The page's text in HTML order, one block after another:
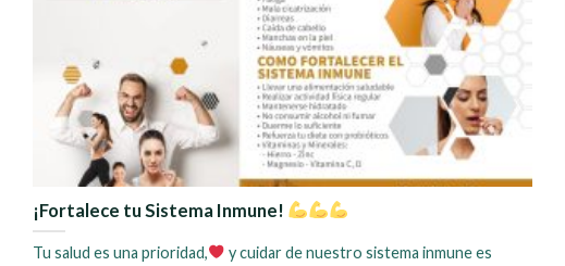
¡Fortalece tu Sistema Inmune!
Tu salud es una prioridad,
y cuidar de nuestro sistema inmune es